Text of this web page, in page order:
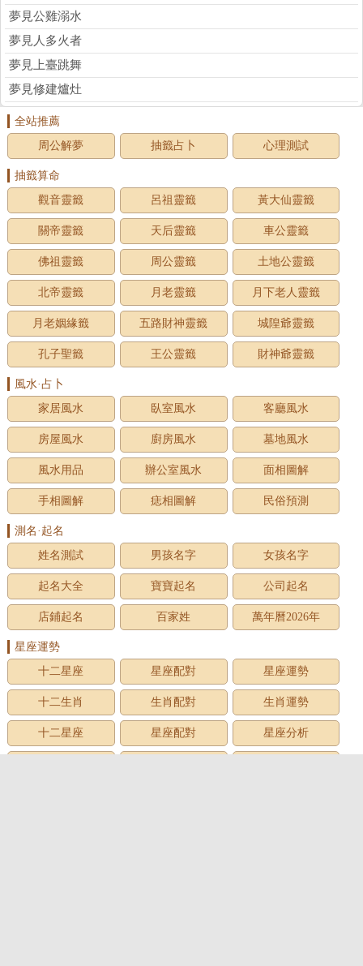
夢見公雞溺水
夢見人多火者
夢見上臺跳舞
夢見修建爐灶
全站推薦
周公解夢
抽籤占卜 心理測試
抽籤算命
觀音靈籤
呂祖靈籤 黃大仙靈籤
關帝靈籤 天后靈籤 車公靈籤
佛祖靈籤 周公靈籤 土地公靈籤
北帝靈籤 月老靈籤 月下老人靈籤
月老姻緣籤 五路財神靈籤 城隍爺靈籤
孔子聖籤 王公靈籤 財神爺靈籤
風水·占卜
家居風水
臥室風水 客廳風水
房屋風水 廚房風水 墓地風水
風水用品 辦公室風水 面相圖解
手相圖解 痣相圖解 民俗預測
測名·起名
姓名測試
男孩名字 女孩名字
起名大全 寶寶起名 公司起名
店鋪起名 百家姓 萬年曆2026年
星座運勢
十二星座
星座配對 星座運勢
十二生肖 生肖配對 生肖運勢
十二星座 星座配對 星座分析